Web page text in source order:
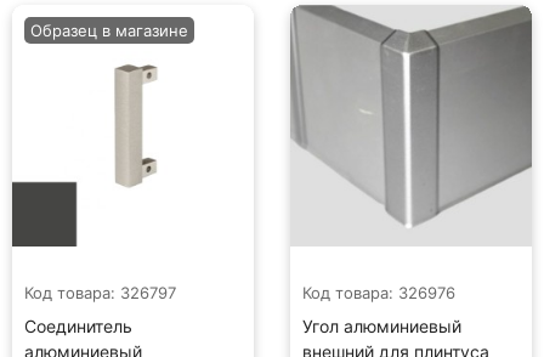
Код товара: 326797
Соединитель
алюминиевый
Образец в магазине
Код товара: 326976
Угол алюминиевый
внешний для плинтуса